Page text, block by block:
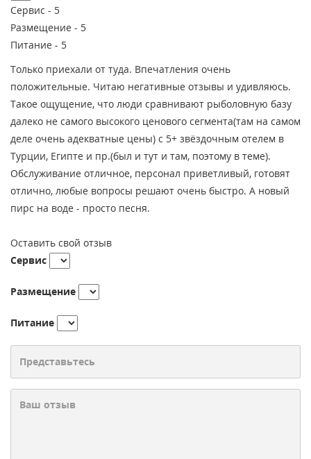
Сервис - 5
Размещение - 5
Питание - 5
Только приехали от туда. Впечатления очень
положительные. Читаю негативные отзывы и удивляюсь.
Такое ощущение, что люди сравнивают рыболовную базу
далеко не самого высокого ценового сегмента(там на самом
деле очень адекватные цены) с 5+ звёздочным отелем в
Турции, Египте и пр.(был и тут и там, поэтому в теме).
Обслуживание отличное, персонал приветливый, готовят
отлично, любые вопросы решают очень быстро. А новый
пирс на воде - просто песня.
Оставить свой отзыв
Сервис
Размещение
Питание